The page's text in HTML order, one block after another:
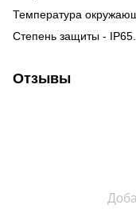
Температура
Степень защиты - IP65.
Отзывы